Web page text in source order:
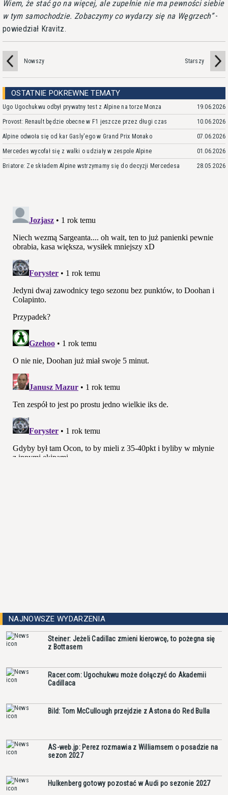
Wiem, że stać go na więcej, ale zupełnie nie ma pewności siebie
w tym samochodzie. Zobaczymy co wydarzy się na Węgrzech -
powiedział Kravitz.
Nowszy Starszy
OSTATNIE POKREWNE TEMATY
Ugo Ugochukwu odbył prywatny test z Alpine na torze Monza 19.06.2026
Provost: Renault będzie obecne w F1 jeszcze przez długi czas 10.06.2026
Alpine odwoła się od kar Gasly'ego w Grand Prix Monako 07.06.2026
Mercedes wycofał się z walki o udziały w zespole Alpine 01.06.2026
Briatore: Ze składem Alpine wstrzymamy się do decyzji Mercedesa 28.05.2026
NAJNOWSZE WYDARZENIA
Steiner: Jeżeli Cadillac zmieni kierowcę, to pożegna się
z Bottasem
Racer.com: Ugochukwu może dołączyć do Akademii
Cadillaca
Bild: Tom McCullough przejdzie z Astona do Red Bulla
AS-web.jp: Perez rozmawia z Williamsem o posadzie na
sezon 2027
Hulkenberg gotowy pozostać w Audi po sezonie 2027